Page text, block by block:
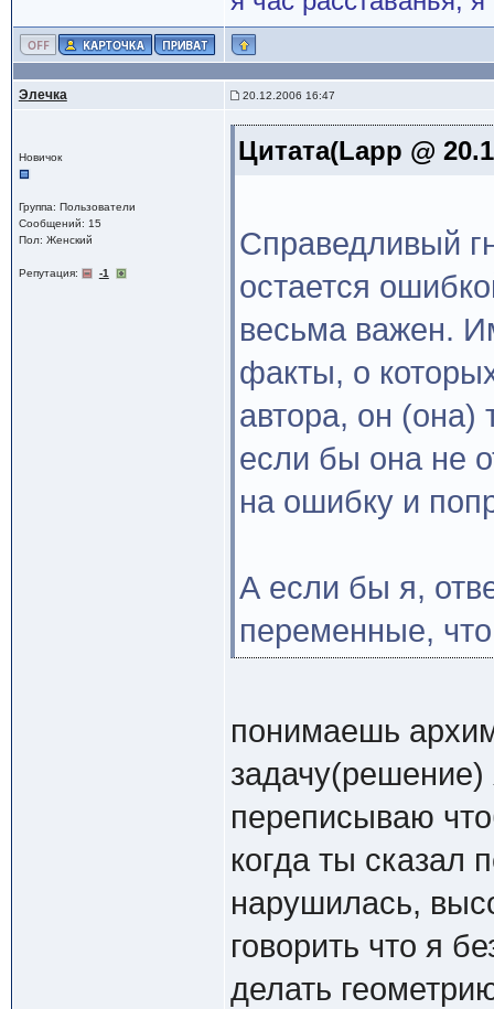
Элечка 20.12.2006 16:47
Новичок
Группа: Пользователи
Сообщений: 15
Пол: Женский
Репутация: -1
Цитата(Lapp @
Справедливый
остается
весьма важен.
факты, о
автора, он
если бы она не
на ошибку и
А если бы я,
переменные,
понимаешь
задачу(решение)
переписываю
когда ты сказал
нарушилась,
говорить что я
делать